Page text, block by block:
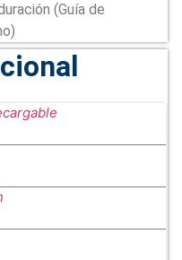
(Guía de